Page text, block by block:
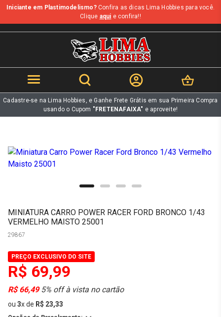
b
Iniciante em Plastimodelismo?Confira as dicas Lima Hobbies para você.
Clique aqui e confira!!
Cadastre-se na Lima Hobbies, e Ganhe Frete Grátis em sua Primeira Compra
usando o Cupom "FRETENAFAIXA" e aproveite!
MINIATURA CARRO POWER RACER FORD BRONCO 1/43
VERMELHO MAISTO 25001
29867
PREÇO EXCLUSIVO DO SITE
R$ 69,99
R$ 66,495% off à vista no cartão
ou 3xde R$ 23,33